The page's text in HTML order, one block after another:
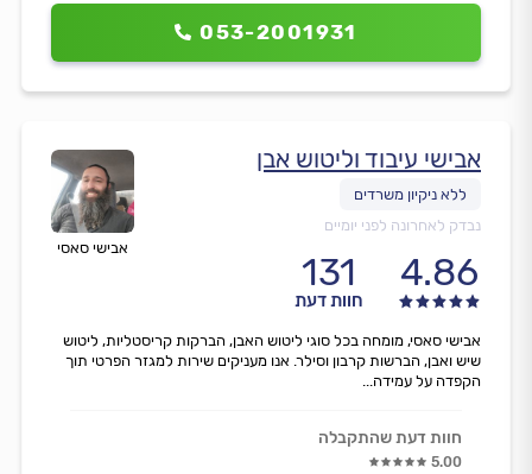
053-2001931
אבישי סאסי
אבישי עיבוד וליטוש אבן
נבדק לאחרונה לפני יומיים
4.86
131
חוות דעת
אבישי סאסי, מומחה בכל סוגי ליטוש האבן, הברקות קריסטליות, ליטוש
שיש ואבן, הברשות קרבון וסילר. אנו מעניקים שירות למגזר הפרטי תוך
הקפדה על עמידה...
חוות דעת שהתקבלה
5.00